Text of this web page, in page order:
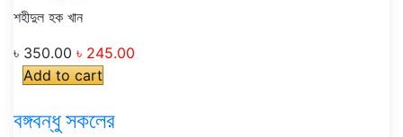
শহীদুল হক খান
৳ 350.00 ৳ 245.00
Add to cart
বঙ্গবন্ধু সকলের